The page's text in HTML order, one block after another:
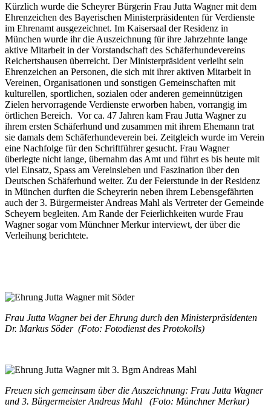
Kürzlich wurde die Scheyrer Bürgerin Frau Jutta Wagner mit dem
Ehrenzeichen des Bayerischen Ministerpräsidenten für Verdienste
im Ehrenamt ausgezeichnet. Im Kaisersaal der Residenz in
München wurde ihr die Auszeichnung für ihre Jahrzehnte lange
aktive Mitarbeit in der Vorstandschaft des Schäferhundevereins
Reichertshausen überreicht. Der Ministerpräsident verleiht sein
Ehrenzeichen an Personen, die sich mit ihrer aktiven Mitarbeit in
Vereinen, Organisationen und sonstigen Gemeinschaften mit
kulturellen, sportlichen, sozialen oder anderen gemeinnützigen
Zielen hervorragende Verdienste erworben haben, vorrangig im
örtlichen Bereich. Vor ca. 47 Jahren kam Frau Jutta Wagner zu
ihrem ersten Schäferhund und zusammen mit ihrem Ehemann trat
sie damals dem Schäferhundeverein bei. Zeitgleich wurde im Verein
eine Nachfolge für den Schriftführer gesucht. Frau Wagner
überlegte nicht lange, übernahm das Amt und führt es bis heute mit
viel Einsatz, Spass am Vereinsleben und Faszination über den
Deutschen Schäferhund weiter. Zu der Feierstunde in der Residenz
in München durften die Scheyrerin neben ihrem Lebensgefährten
auch der 3. Bürgermeister Andreas Mahl als Vertreter der Gemeinde
Scheyern begleiten. Am Rande der Feierlichkeiten wurde Frau
Wagner sogar vom Münchner Merkur interviewt, der über die
Verleihung berichtete.
Frau Jutta Wagner bei der Ehrung durch den Ministerpräsidenten
Dr. Markus Söder (Foto: Fotodienst des Protokolls)
Freuen sich gemeinsam über die Auszeichnung: Frau Jutta Wagner
und 3. Bürgermeister Andreas Mahl (Foto: Münchner Merkur)